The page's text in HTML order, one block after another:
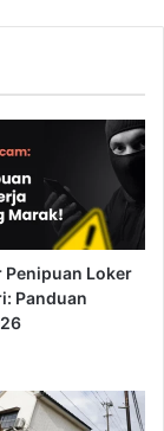
Penipuan Loker
Panduan